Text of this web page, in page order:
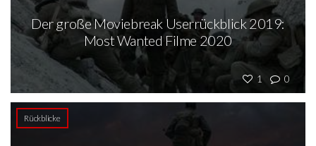
1 0
Der große Moviebreak Userrückblick 2019:
Most Wanted Filme 2020
Rückblicke